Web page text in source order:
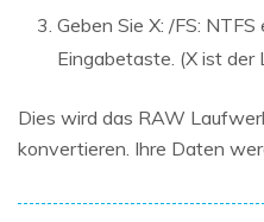
Geben Sie X: /FS:
Eingabetaste. (X ist
Dies wird das RAW
konvertieren. Ihre Daten